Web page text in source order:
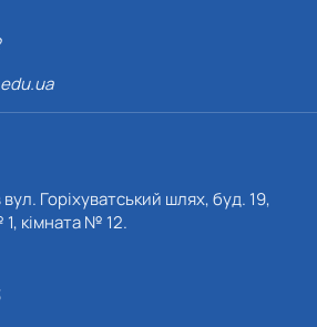
вул. Горіхуватський шлях, буд. 19,
кімната № 12.